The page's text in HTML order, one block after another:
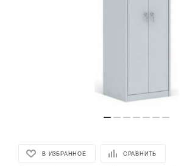
В ИЗБРАННОЕ СРАВНИТЬ